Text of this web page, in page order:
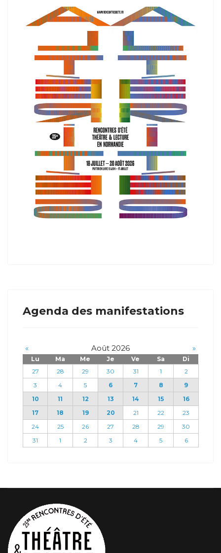
Agenda des manifestations
« Août 2026 »
Lu Ma Me Je Ve Sa
Di
27
28 29 30 31 1
2
3
4 5 6 7 8
9
10
11 12 13 14 15
16
17
18 19 20 21 22
23
24
25 26 27 28 29
30
31
1 2 3 4 5 6